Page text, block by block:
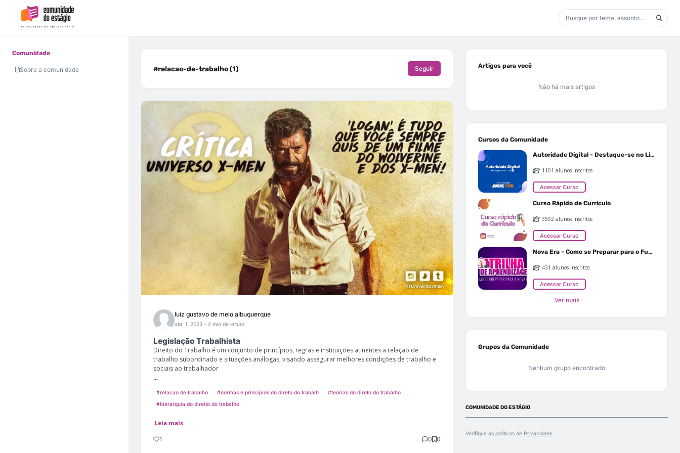
Comunidade
Sobre a comunidade #relacao-de-trabalho (1) Seguir
luiz gustavo de melo albuquerque
abr. 1, 2023 - 2 min de leitura
Legislação Trabalhista
Direito do Trabalho é um conjunto de princípios, regras e instituições atinentes a relação de
trabalho subordinado e situações análogas, visando assegurar melhores condições de trabalho e
sociais ao trabalhador
...
#relacao de trabalho #normas e principios do direto do trabalh
#teorias do direto do trabalho
#hierarquia do direito do trabalho
Leia mais
1 0 0
Artigos para você
Não há mais artigos
Cursos da Comunidade
Autoridade Digital - Destaque-se no Linkedin
1101 alunos inscritos
Acessar Curso
Curso Rápido de Currículo
3592 alunos inscritos
Acessar Curso
Nova Era - Como se Preparar para o Futuro
431 alunos inscritos
Acessar Curso
Ver mais
Grupos da Comunidade
Nenhum grupo encontrado
COMUNIDADE DO ESTÁGIO
Verifique as políticas de Privacidade